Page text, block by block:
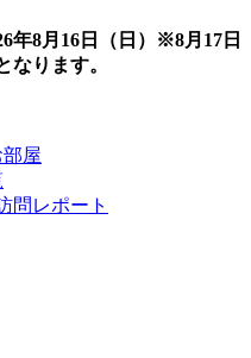
年8月16日（日）※8月17日
なります。
屋
問レポート